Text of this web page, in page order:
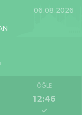
06.08.2026
ÖĞLE
12:46